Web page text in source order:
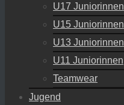
U17 Juniorinnen
U15 Juniorinnen
U13 Juniorinnen
U11 Juniorinnen
Teamwear
Jugend